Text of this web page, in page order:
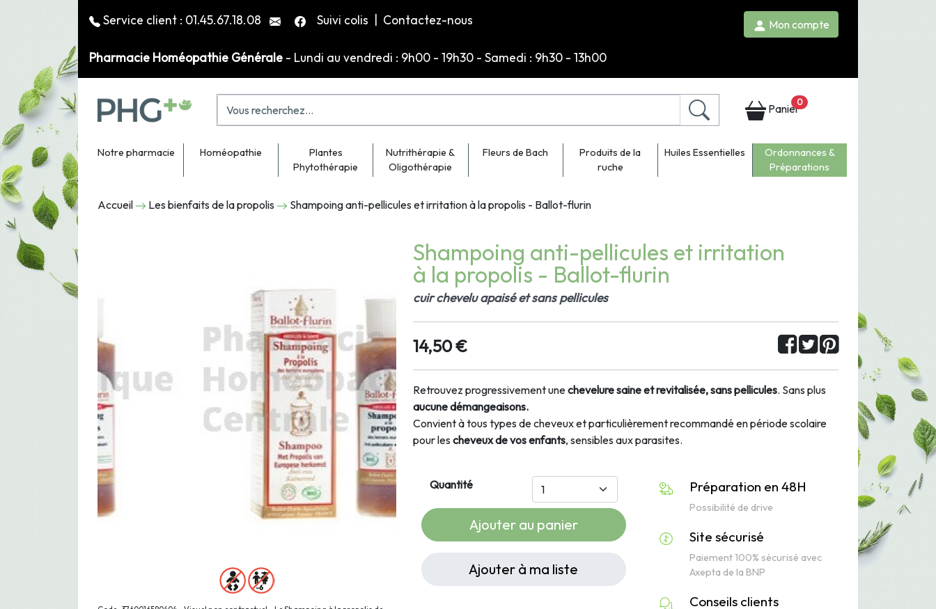
Service client : 01.45.67.18.08 Suivi colis Contactez-nous Mon compte
Pharmacie Homéopathie Générale - Lundi au vendredi : 9h00 - 19h30 - Samedi : 9h30 - 13h00
Panier0
Notre pharmacie Homéopathie
Plantes
Phytothérapie
Nutrithérapie &
Oligothérapie
Fleurs de Bach
Produits de la
ruche
Huiles Essentielles
Ordonnances &
Préparations
Accueil Les bienfaits de la propolis Shampoing anti-pellicules et irritation à la propolis - Ballot-flurin
Shampoing anti-pellicules et irritation
à la propolis - Ballot-flurin
cuir chevelu apaisé et sans pellicules
14,50 €
Retrouvez progressivement unechevelure saine et revitalisée, sans pellicules. Sans plus
aucune démangeaisons.
Convient à tous types de cheveux et particulièrement recommandé en période scolaire
pour lescheveux de vos enfants, sensibles aux parasites.
Quantité
Ajouter au panier
Ajouter à ma liste
Préparation en 48H
Possibilité de drive
Site sécurisé
Paiement 100% sécurisé avec
Axepta de la BNP
Conseils clients